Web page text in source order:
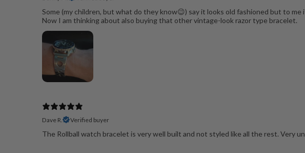
Some (my children, but what do they know😉) say it looks old fashioned but to
Now I am thinking about also buying that other vintage-look razor type bracelet.
Dave R. Verified buyer
The Rollball watch bracelet is very well built and not styled like all the rest. Very